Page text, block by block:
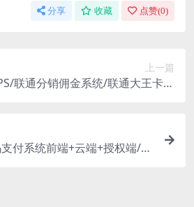
分享 收藏 点赞(0)
上一篇
联通分销佣金系统/联通大王卡分
付系统前端+云端+授权端/三